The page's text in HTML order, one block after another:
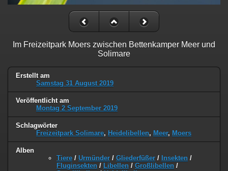
Im Freizeitpark Moers zwischen Bettenkamper Meer und
Solimare
Erstellt am
Samstag 31 August 2019
Veröffentlicht am
Montag 2 September 2019
Schlagwörter
Freizeitpark Solimare, Heidelibellen, Meer, Moers
Alben
Tiere / Urmünder / Gliederfüßer / Insekten /
Fluginsekten / Libellen / Großlibellen /